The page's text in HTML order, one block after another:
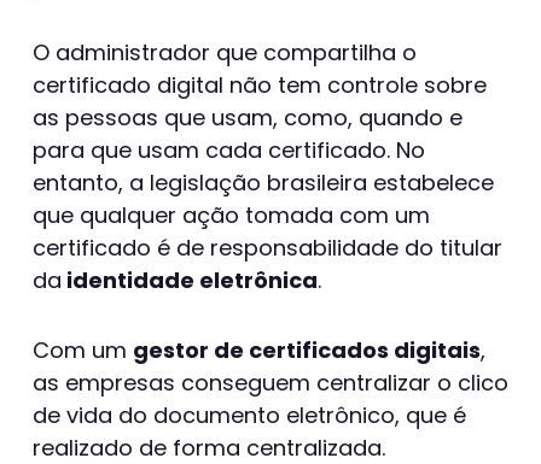
O administrador que compartilha o
certificado digital não tem controle sobre
as pessoas que usam, como, quando e
para que usam cada certificado. No
entanto, a legislação brasileira estabelece
que qualquer ação tomada com um
certificado é de responsabilidade do titular
da identidade eletrônica.
Com um gestor de certificados digitais,
as empresas conseguem centralizar o clico
de vida do documento eletrônico, que é
realizado de forma centralizada.